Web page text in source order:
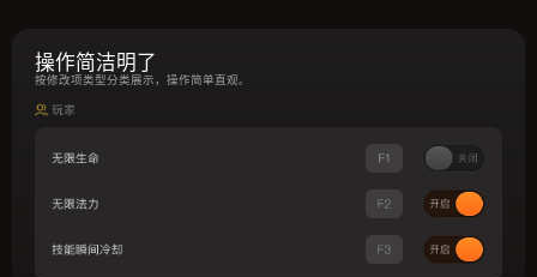
操作简洁明了
按修改项类型分类展示，操作简单直观。